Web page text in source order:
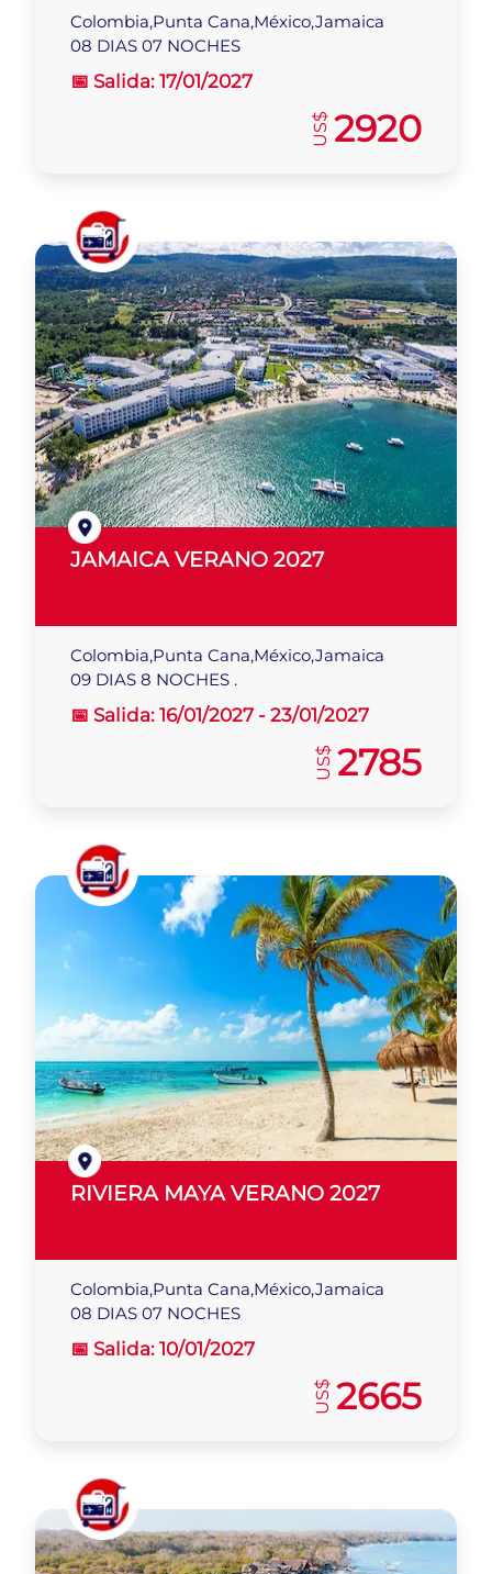
Colombia,Punta Cana,México,Jamaica
08 DIAS 07 NOCHES
📅 Salida: 17/01/2027
US$2920
JAMAICA VERANO 2027
Colombia,Punta Cana,México,Jamaica
09 DIAS 8 NOCHES .
📅 Salida: 16/01/2027 - 23/01/2027
US$2785
RIVIERA MAYA VERANO 2027
Colombia,Punta Cana,México,Jamaica
08 DIAS 07 NOCHES
📅 Salida: 10/01/2027
US$2665